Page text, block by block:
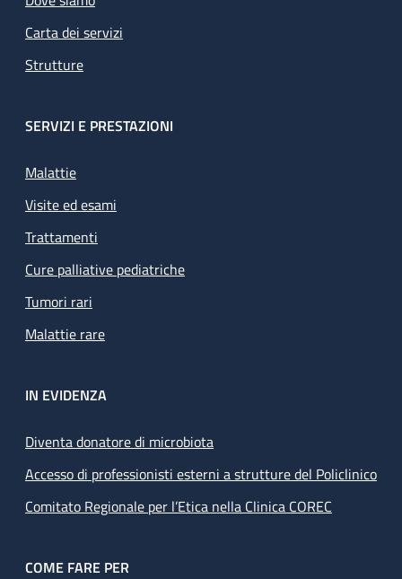
Carta dei servizi
Strutture
SERVIZI E PRESTAZIONI
Malattie
Visite ed esami
Trattamenti
Cure palliative pediatriche
Tumori rari
Malattie rare
IN EVIDENZA
Diventa donatore di microbiota
Accesso di professionisti esterni a strutture del Policlinico
Comitato Regionale per l’Etica nella Clinica COREC
COME FARE PER